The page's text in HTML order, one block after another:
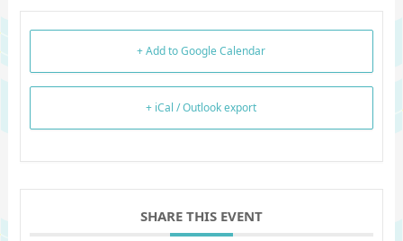
+ Add to Google Calendar
+ iCal / Outlook export
SHARE THIS EVENT